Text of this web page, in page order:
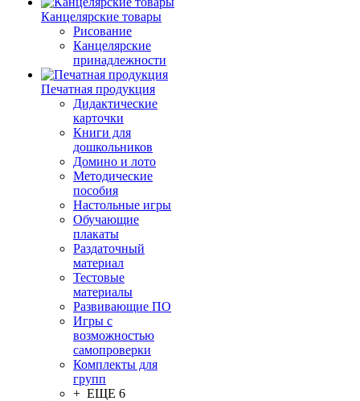
Канцелярские товары
Рисование
Канцелярские
принадлежности
Печатная продукция
Дидактические
карточки
Книги для
дошкольников
Домино и лото
Методические
пособия
Настольные игры
Обучающие
плакаты
Раздаточный
материал
Тестовые
материалы
Развивающие ПО
Игры с
возможностью
самопроверки
Комплекты для
групп
+ ЕЩЕ 6